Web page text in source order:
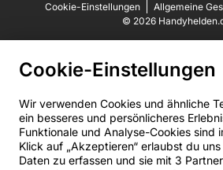
Cookie-Einstellungen
Allgemeine
© 2026
Cookie-Einstellungen
Wir verwenden Cookies und ähnliche
ein besseres und persönlicheres
Funktionale und Analyse-Cookies sind
Klick auf „Akzeptieren“ erlaubst du
Daten zu erfassen und sie mit 3